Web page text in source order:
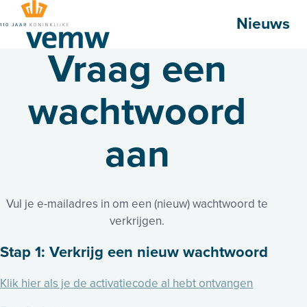
Nieuws
Vraag een
wachtwoord
aan
Vul je e-mailadres in om een (nieuw) wachtwoord te
verkrijgen.
Stap 1: Verkrijg een nieuw wachtwoord
Klik hier als je de activatiecode al hebt ontvangen